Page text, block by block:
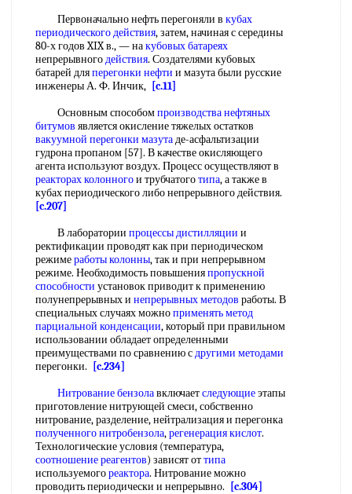
Первоначально нефть перегоняли в кубах
периодического действия, затем, начиная с середины
80-х годов XIX в., — накубовых батареях
непрерывногодействия. Создателями кубовых
батарей дляперегонки нефти и мазута были русские
инженеры А. Ф. Инчик, [c.11]
Основным способомпроизводства нефтяных
битумов является окисление тяжелых остатков
вакуумной перегонки мазутаде-асфальтизации
гудрона пропаном [57]. В качестве окисляющего
агента используют воздух. Процесс осуществляют в
реакторах колонногои трубчатоготипа, а также в
кубах периодического либо непрерывного действия.
[c.207]
В лаборатории процессы дистилляции и
ректификации проводят как при периодическом
режимеработы колонны, так и при непрерывном
режиме. Необходимость повышенияпропускной
способности установок приводит к применению
полунепрерывных и непрерывных методов работы. В
специальных случаях можноприменять метод
парциальной конденсации, который при правильном
использовании обладает определенными
преимуществами по сравнению сдругими методами
перегонки.
[c.234]
Нитрование бензолавключаетследующиеэтапы
приготовление нитрующей смеси, собственно
нитрование, разделение, нейтрализация и перегонка
полученного нитробензола,регенерация кислот.
Технологические условия (температура,
соотношение реагентов) зависят оттипа
используемогореактора. Нитрование можно
проводить периодически и непрерывно.
[c.304]